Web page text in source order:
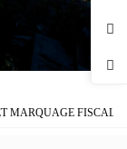
FISCAL AU